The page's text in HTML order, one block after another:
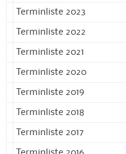
Terminliste 2023
Terminliste 2022
Terminliste 2021
Terminliste 2020
Terminliste 2019
Terminliste 2018
Terminliste 2017